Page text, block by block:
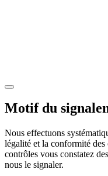
Motif du
Nous effectuons
légalité et la conformité
contrôles vous constatez
nous le signaler.